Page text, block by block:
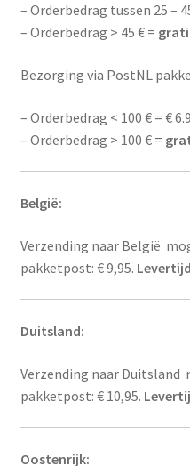
– Orderbedrag tussen 25 –
– Orderbedrag > 45 € =
Bezorging via PostNL
– Orderbedrag < 100 € = €
– Orderbedrag > 100 € =
België:
Verzending naar België
pakketpost: € 9,95.
Duitsland:
Verzending naar Duitsland
pakketpost: € 10,95.
Oostenrijk: